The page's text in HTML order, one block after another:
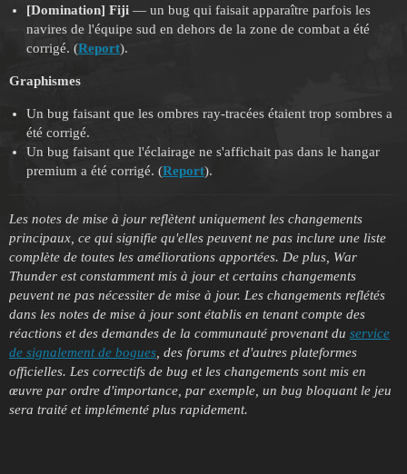
[Domination] Fiji— un bug qui faisait apparaître parfois les
navires de l'équipe sud en dehors de la zone de combat a été
corrigé. (Report).
Graphismes
Un bug faisant que les ombres ray-tracées étaient trop sombres a
été corrigé.
Un bug faisant que l'éclairage ne s'affichait pas dans le hangar
premium a été corrigé. (Report).
Les notes de mise à jour reflètent uniquement les changements
principaux, ce qui signifie qu'elles peuvent ne pas inclure une liste
complète de toutes les améliorations apportées. De plus, War
Thunder est constamment mis à jour et certains changements
peuvent ne pas nécessiter de mise à jour. Les changements reflétés
dans les notes de mise à jour sont établis en tenant compte des
réactions et des demandes de la communauté provenant du service
de signalement de bogues, des forums et d'autres plateformes
officielles. Les correctifs de bug et les changements sont mis en
œuvre par ordre d'importance, par exemple, un bug bloquant le jeu
sera traité et implémenté plus rapidement.